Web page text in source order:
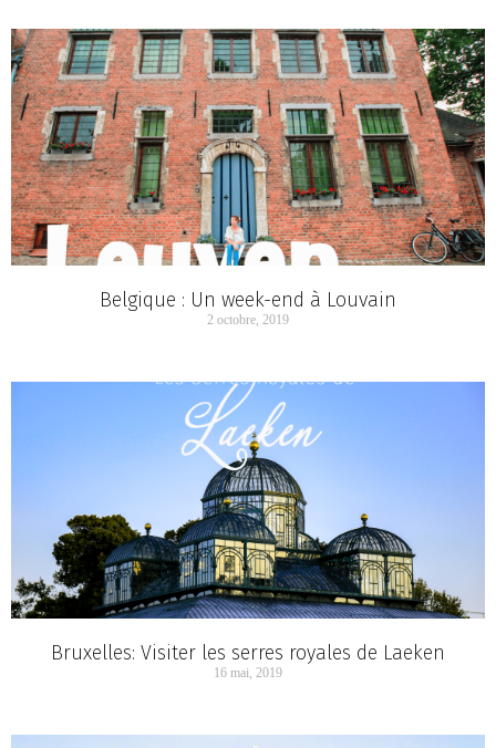
Belgique : Un week-end à Louvain
2 octobre, 2019
Bruxelles: Visiter les serres royales de Laeken
16 mai, 2019